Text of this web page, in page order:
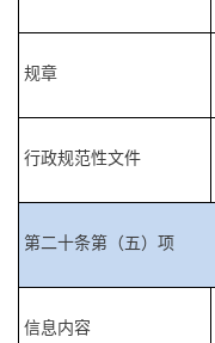
规章
行政规范性文件
第二十条第（五）项
信息内容